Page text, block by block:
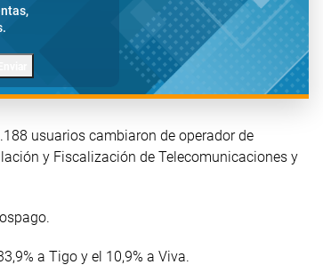
usuarios cambiaron de operador de
y Fiscalización de Telecomunicaciones y
a Tigo y el 10,9% a Viva.